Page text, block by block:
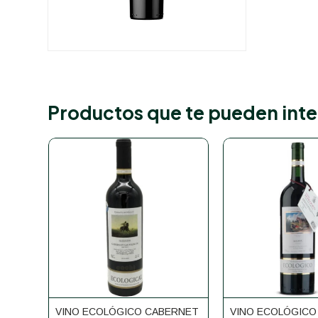
Productos que te pueden
VINO ECOLÓGICO CABERNET
VINO